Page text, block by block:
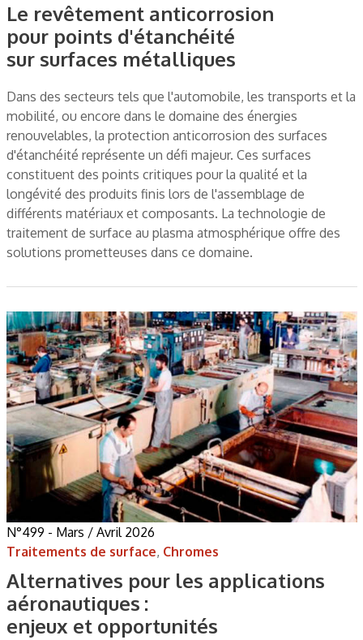
Le revêtement anticorrosion
pour points d'étanchéité
sur surfaces métalliques
Dans des secteurs tels que l'automobile, les transports et la
mobilité, ou encore dans le domaine des énergies
renouvelables, la protection anticorrosion des surfaces
d'étanchéité représente un défi majeur. Ces surfaces
constituent des points critiques pour la qualité et la
longévité des produits finis lors de l'assemblage de
différents matériaux et composants. La technologie de
traitement de surface au plasma atmosphérique offre des
solutions prometteuses dans ce domaine.
N°499 - Mars / Avril 2026
Traitements de surface, Chromes
Alternatives pour les applications
aéronautiques :
enjeux et opportunités